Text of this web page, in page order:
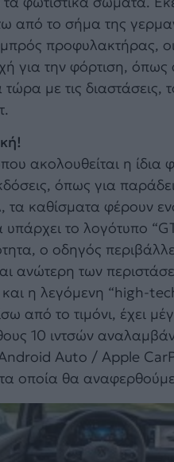
από το σήμα της
προφυλακτήρας,
για την φόρτιση, όπως
με τις διαστάσεις,
ακολουθείται η
όπως για
τα καθίσματα φέρουν
υπάρχει το λογότυπο
ο οδηγός
ανώτερη των
η λεγόμενη “high-
από το τιμόνι, έχει
10 ιντσών
Auto / Apple
οποία θα